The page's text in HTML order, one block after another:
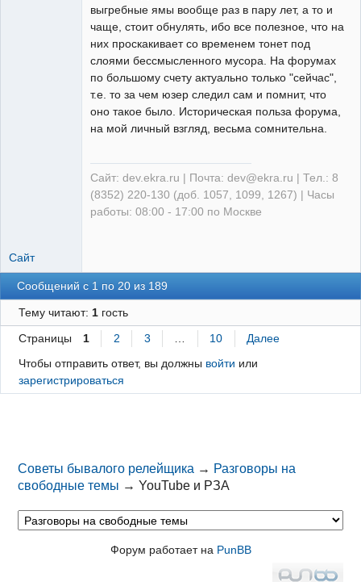
выгребные ямы вообще раз в пару лет, а то и
чаще, стоит обнулять, ибо все полезное, что на
них проскакивает со временем тонет под
слоями бессмысленного мусора. На форумах
по большому счету актуально только "сейчас",
т.е. то за чем юзер следил сам и помнит, что
оно такое было. Историческая польза форума,
на мой личный взгляд, весьма сомнительна.
Сайт: dev.ekra.ru | Почта: dev@ekra.ru | Тел.: 8
(8352) 220-130 (доб. 1057, 1099, 1267) | Часы
работы: 08:00 - 17:00 по Москве
Сайт
Сообщений с 1 по 20 из 189
Тему читают: 1гость
Страницы 1 2 3 10
Далее
Чтобы отправить ответ, вы должны войти или
зарегистрироваться
Советы бывалого релейщика → Разговоры на
свободные темы → YouTube и РЗА
Форум работает на PunBB